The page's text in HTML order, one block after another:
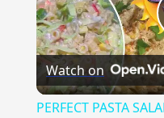
Watch on
PERFECT PASTA